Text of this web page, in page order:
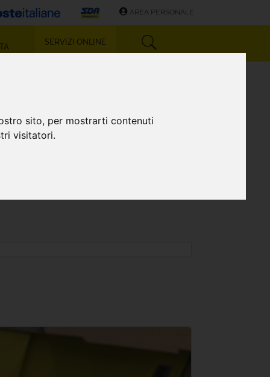
sito, per mostrarti contenuti
visitatori.
AREA PERSONALE
SERVIZI ONLINE